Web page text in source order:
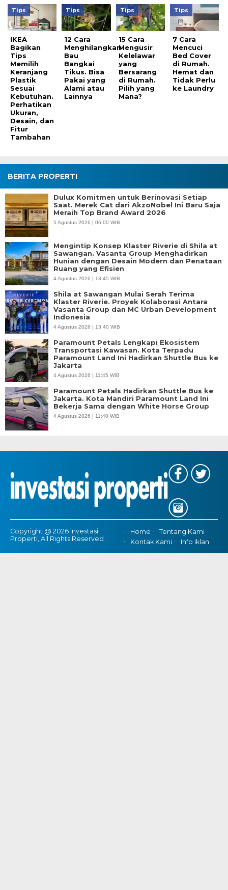
Tips
IKEA
Bagikan
Tips
Memilih
Keranjang
Plastik
Sesuai
Kebutuhan.
Perhatikan
Ukuran,
Desain, dan
Fitur
Tambahan
Tips
12 Cara
Menghilangkan
Bau
Bangkai
Tikus. Bisa
Pakai yang
Alami atau
Lainnya
Tips
15 Cara
Mengusir
Kelelawar
yang
Bersarang
di Rumah.
Pilih yang
Mana?
Tips
7 Cara
Mencuci
Bed Cover
di Rumah.
Hemat dan
Tidak Perlu
ke Laundry
BERITA PROPERTI
Dulux Komitmen untuk Berinovasi Setiap
Saat. Merek Cat dari AkzoNobel Ini Baru Saja
Meraih Top Brand Award 2026
5 Agustus 2026 | 06:00 WIB
Mengintip Konsep Klaster Riverie di Shila at
Sawangan. Vasanta Group Menghadirkan
Hunian dengan Desain Modern dan Penataan
Ruang yang Efisien
4 Agustus 2026 | 13:45 WIB
Shila at Sawangan Mulai Serah Terima
Klaster Riverie. Proyek Kolaborasi Antara
Vasanta Group dan MC Urban Development
Indonesia
4 Agustus 2026 | 13:40 WIB
Paramount Petals Lengkapi Ekosistem
Transportasi Kawasan. Kota Terpadu
Paramount Land Ini Hadirkan Shuttle Bus ke
Jakarta
4 Agustus 2026 | 11:45 WIB
Paramount Petals Hadirkan Shuttle Bus ke
Jakarta. Kota Mandiri Paramount Land Ini
Bekerja Sama dengan White Horse Group
4 Agustus 2026 | 11:40 WIB
Copyright @ 2026 Investasi
Properti, All Rights Reserved
Home
Tentang Kami
Kontak Kami
Info Iklan